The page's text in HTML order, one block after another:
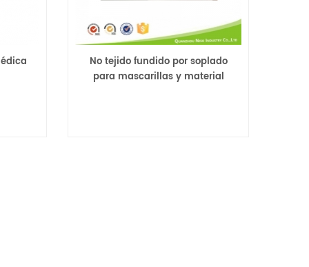
No tejido fundido por soplado
para mascarillas y material